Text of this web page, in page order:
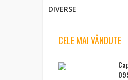
DIVERSE
CELE MAI VÂNDUTE